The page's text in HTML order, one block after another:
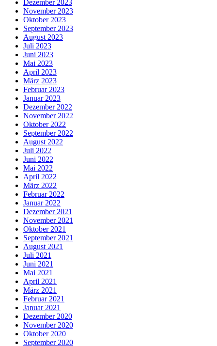
Dezember 2023
November 2023
Oktober 2023
September 2023
August 2023
Juli 2023
Juni 2023
Mai 2023
April 2023
März 2023
Februar 2023
Januar 2023
Dezember 2022
November 2022
Oktober 2022
September 2022
August 2022
Juli 2022
Juni 2022
Mai 2022
April 2022
März 2022
Februar 2022
Januar 2022
Dezember 2021
November 2021
Oktober 2021
September 2021
August 2021
Juli 2021
Juni 2021
Mai 2021
April 2021
März 2021
Februar 2021
Januar 2021
Dezember 2020
November 2020
Oktober 2020
September 2020